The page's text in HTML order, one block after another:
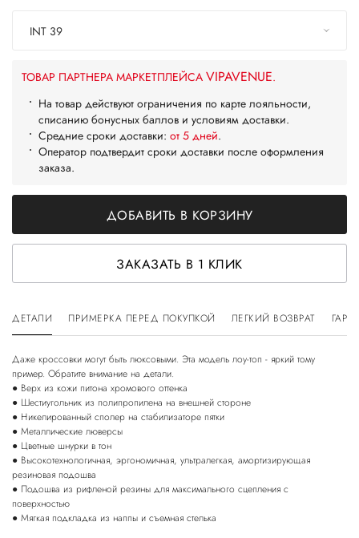
INT 39
ТОВАР ПАРТНЕРА МАРКЕТПЛЕЙСА VIPAVENUE.
На товар действуют ограничения по карте лояльности,
списанию бонусных баллов и условиям доставки.
Средние сроки доставки: от 5 дней.
Оператор подтвердит сроки доставки после оформления
заказа.
ДОБАВИТЬ В КОРЗИНУ
ЗАКАЗАТЬ В 1 КЛИК
ДЕТАЛИ ПРИМЕРКА ПЕРЕД ПОКУПКОЙ ЛЕГКИЙ ВОЗВРАТ
Даже кроссовки могут быть люксовыми. Эта модель лоу-топ - яркий тому
пример. Обратите внимание на детали.
● Верх из кожи питона хромового оттенка
● Шестиугольник из полипропилена на внешней стороне
● Никелированный сполер на стабилизаторе пятки
● Металлические люверсы
● Цветные шнурки в тон
● Высокотехнологичная, эргономичная, ультралегкая, амортизирующая
резиновая подошва
● Подошва из рифленой резины для максимального сцепления с
поверхностью